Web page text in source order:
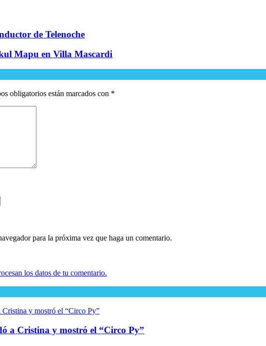
de Telenoche
Mapu en Villa Mascardi
obligatorios están marcados con *
para la próxima vez que haga un comentario.
los datos de tu comentario.
a Cristina y mostró el “Circo Py”